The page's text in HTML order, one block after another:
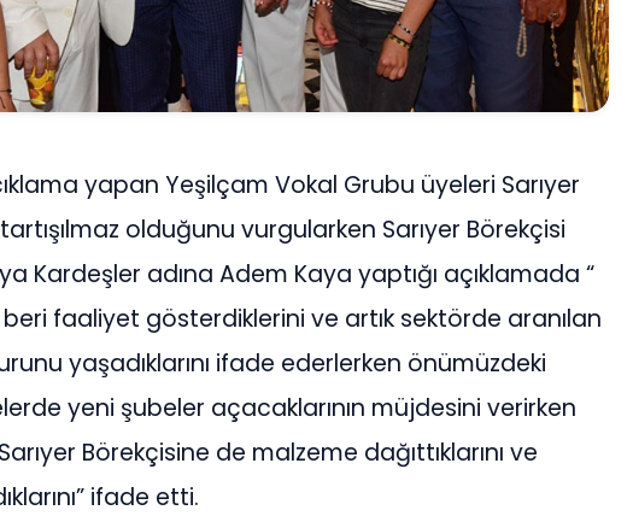
yapan Yeşilçam Vokal Grubu üyeleri Sarıyer
olduğunu vurgularken Sarıyer Börekçisi
Kardeşler adına Adem Kaya yaptığı açıklamada “
beri faaliyet gösterdiklerini ve artık sektörde aranılan
yaşadıklarını ifade ederlerken önümüzdeki
yeni şubeler açacaklarının müjdesini verirken
Börekçisine de malzeme dağıttıklarını ve
ifade etti.